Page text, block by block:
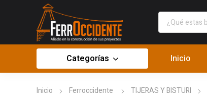
Categorías Inicio
Inicio Ferroccidente TIJERAS Y BISTURI